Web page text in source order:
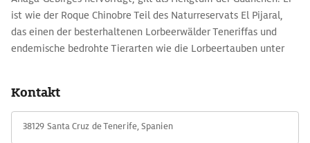
ist wie der Roque Chinobre Teil des Naturreservats El Pijaral,
das einen der besterhaltenen Lorbeerwälder Teneriffas und
endemische bedrohte Tierarten wie die Lorbeertauben unter
benötigen daher vorab eine Erlaubnis der Parkverwaltung (auch
online möglich), Zuwiderhandlungen können mit einer hohen
Geldbuße geahndet werden.
Kontakt
38129 Santa Cruz de Tenerife, Spanien